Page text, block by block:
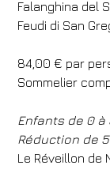
Falanghina del
Feudi di San
84,00 € par
Sommelier
Enfants de 0 à
Réduction de
Le Réveillon de